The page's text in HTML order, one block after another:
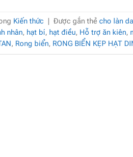
Kiến thức | Được gắn thẻ cho làn
nhân, hạt bí, hạt điều, Hỗ trợ ăn kiên,
, Rong biển, RONG BIỂN KẸP HẠT